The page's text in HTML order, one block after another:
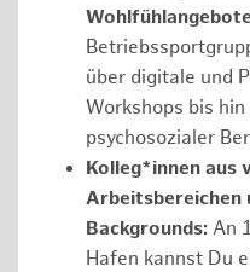
über digitale und
Workshops bis
psychosozialer
Kolleg*innen aus
Arbeitsbereichen
Backgrounds: An
Hafen kannst Du